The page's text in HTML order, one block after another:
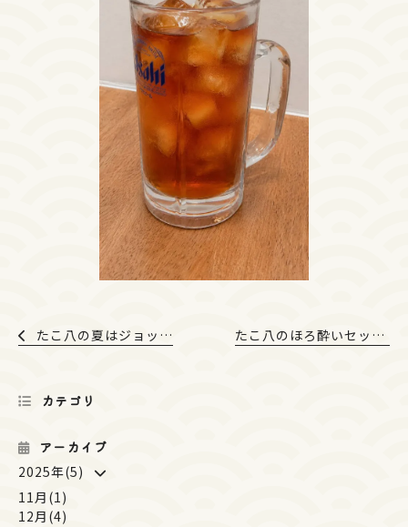
たこ八の夏はジョッキかき氷🍧 たこ八のほろ酔いセット
カテゴリ
アーカイブ
2025年(5)
11月(1)
12月(4)